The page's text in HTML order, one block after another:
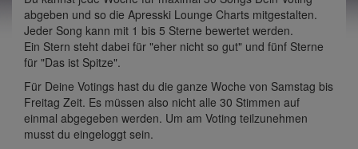
abgeben und so die Apresski Lounge Charts mitgestalten.
Jeder Song kann mit 1 bis 5 Sterne bewertet werden.
Ein Stern steht dabei für "eher nicht so gut" und fünf Sterne
für "Das ist Spitze".
Für Deine Votings hast du die ganze Woche von Samstag bis
Freitag Zeit. Es müssen also nicht alle 30 Stimmen auf
einmal abgegeben werden. Um am Voting teilzunehmen
musst du eingeloggt sein.